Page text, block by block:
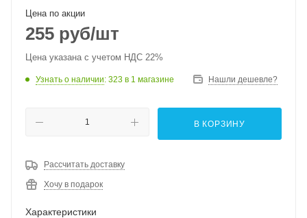
Цена по акции
255 руб/шт
Цена указана с учетом НДС 22%
Узнать о наличии: 323 в 1 магазине Нашли дешевле?
В КОРЗИНУ
Рассчитать доставку
Хочу в подарок
Характеристики